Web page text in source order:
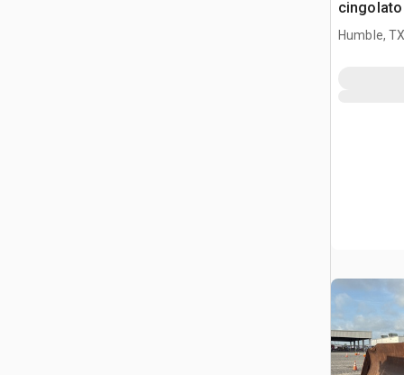
cingolato
Humble,